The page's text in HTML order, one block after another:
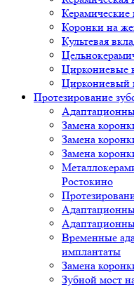
Керамические
Коронки на
Культевая
Циркониевые
Циркониевый
Протезирование
Замена
Замена
Замена
Ростокино
Временные
имплантаты
Замена
Зубной мост